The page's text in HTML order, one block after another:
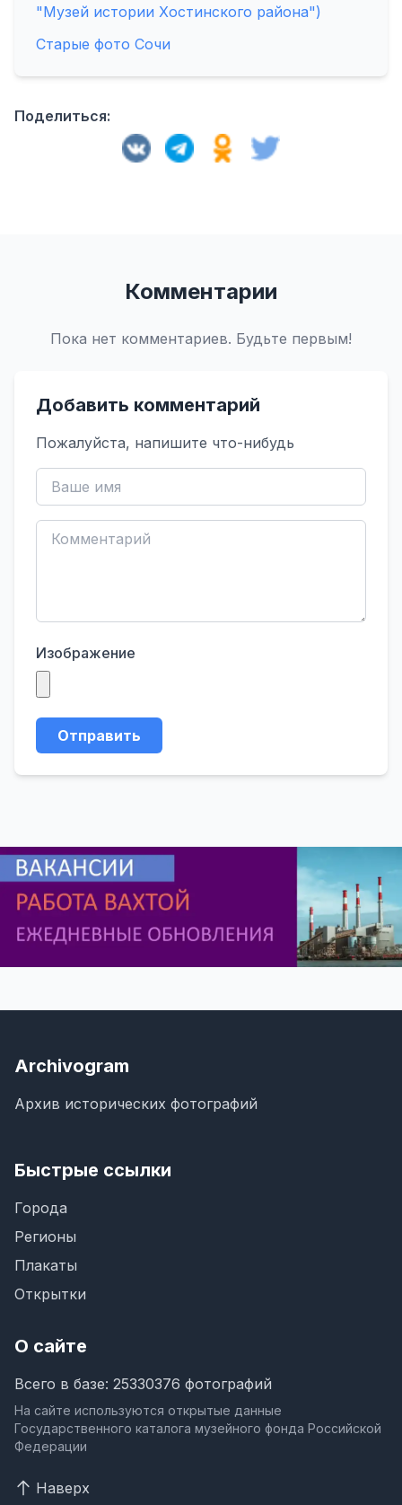
"Музей истории Хостинского района")
Старые фото Сочи
Поделиться:
Комментарии
Пока нет комментариев. Будьте первым!
Добавить комментарий
Пожалуйста, напишите что-нибудь
Изображение
Отправить
Archivogram
Архив исторических фотографий
Быстрые ссылки
Города
Регионы
Плакаты
Открытки
О сайте
Всего в базе: 25330376 фотографий
На сайте используются открытые данные
Государственного каталога музейного фонда Российской
Федерации
Наверх